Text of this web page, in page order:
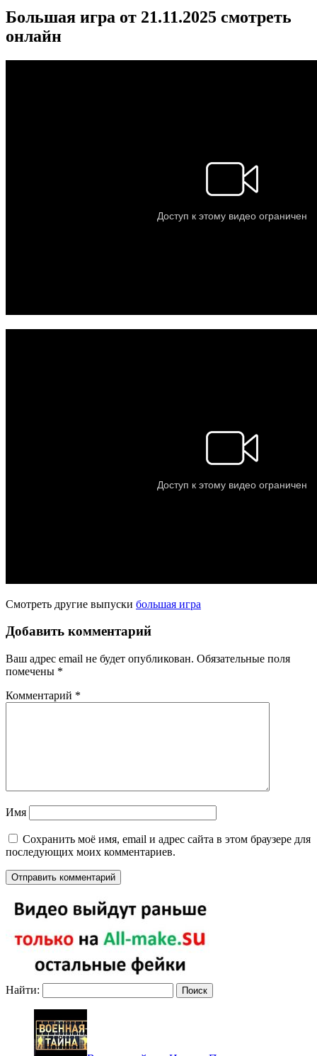
Большая игра от 21.11.2025 смотреть
онлайн
Смотреть другие выпуски большая игра
Добавить комментарий
Ваш адрес email не будет опубликован. Обязательные поля
помечены *
Комментарий *
Имя
Сохранить моё имя, email и адрес сайта в этом браузере для
последующих моих комментариев.
Найти: